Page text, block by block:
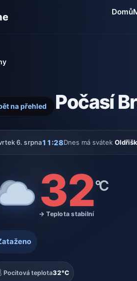
Domů
na přehled Počasí
6. srpna11:28Dnes má svátek
32°C
→ Teplota stabilní
Pocitová teplota32°C